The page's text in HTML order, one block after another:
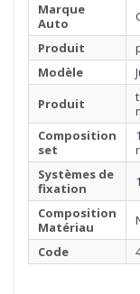
Marque
Auto
Produit
Modèle
Produit
Composition
set
Systèmes de
fixation
Composition
Matériau
Code